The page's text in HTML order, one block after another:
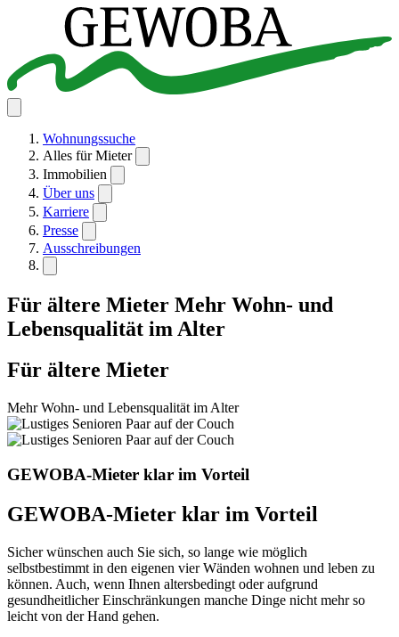
Wohnungssuche
Alles für Mieter
Immobilien
Über uns
Karriere
Presse
Ausschreibungen
Für ältere Mieter Mehr Wohn- und
Lebensqualität im Alter
Für ältere Mieter
Mehr Wohn- und Lebensqualität im Alter
GEWOBA-Mieter klar im Vorteil
GEWOBA-Mieter klar im Vorteil
Sicher wünschen auch Sie sich, so lange wie möglich
selbstbestimmt in den eigenen vier Wänden wohnen und leben zu
können. Auch, wenn Ihnen altersbedingt oder aufgrund
gesundheitlicher Einschränkungen manche Dinge nicht mehr so
leicht von der Hand gehen.